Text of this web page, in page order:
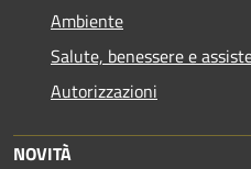
Ambiente
Salute, benessere e
Autorizzazioni
NOVITÀ